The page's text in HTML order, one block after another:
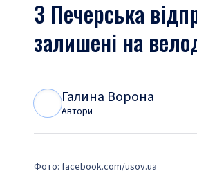
З Печерська
залишені на
Галина Ворона
Автори
Фото: facebook.com/usov.ua